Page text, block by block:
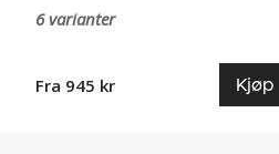
6 varianter
Fra 945 kr Kjøp